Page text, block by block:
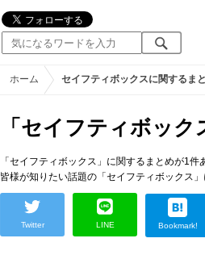
ホーム セイフティボックスに関するま
「セイフティボッ
「セイフティボックス」に関するまとめが1件
皆様が知りたい話題の「セイフティボックス
Twitter LINE Bookmark!